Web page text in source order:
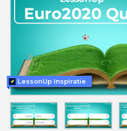
LessonUp Inspiratie